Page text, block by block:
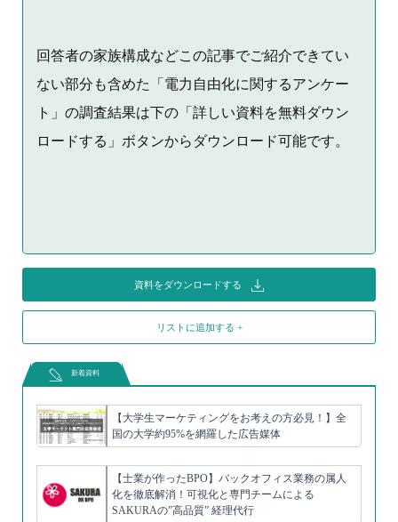
回答者の家族構成などこの記事でご紹介できてい
ない部分も含めた「電力自由化に関するアンケー
ト」の調査結果は下の「詳しい資料を無料ダウン
ロードする」ボタンからダウンロード可能です。
資料をダウンロードする
リストに追加する +
新着資料
【大学生マーケティングをお考えの方必見！】全
国の大学約95%を網羅した広告媒体
【士業が作ったBPO】バックオフィス業務の属人
化を徹底解消！可視化と専門チームによる
SAKURAの”高品質” 経理代行